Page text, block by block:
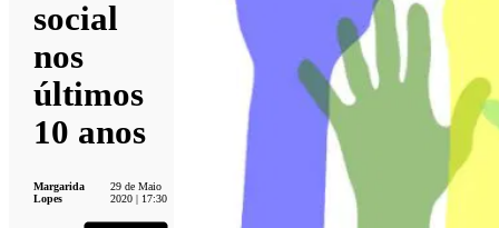
social
nos
últimos
10 anos
Margarida
Lopes
29 de Maio
2020 | 17:30